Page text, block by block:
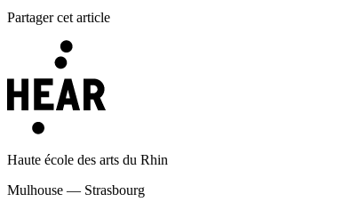
Partager cet article
Haute école des arts du Rhin
Mulhouse — Strasbourg